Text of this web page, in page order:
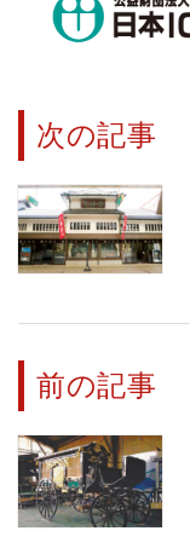
次の記事
前の記事